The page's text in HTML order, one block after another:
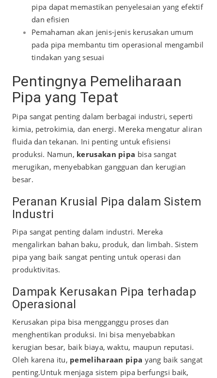
pipa dapat memastikan penyelesaian yang efektif
dan efisien
Pemahaman akan jenis-jenis kerusakan umum
pada pipa membantu tim operasional mengambil
tindakan yang sesuai
Pentingnya Pemeliharaan
Pipa yang Tepat
Pipa sangat penting dalam berbagai industri, seperti
kimia, petrokimia, dan energi. Mereka mengatur aliran
fluida dan tekanan. Ini penting untuk efisiensi
produksi. Namun, kerusakan pipa bisa sangat
merugikan, menyebabkan gangguan dan kerugian
besar.
Peranan Krusial Pipa dalam Sistem
Industri
Pipa sangat penting dalam industri. Mereka
mengalirkan bahan baku, produk, dan limbah. Sistem
pipa yang baik sangat penting untuk operasi dan
produktivitas.
Dampak Kerusakan Pipa terhadap
Operasional
Kerusakan pipa bisa mengganggu proses dan
menghentikan produksi. Ini bisa menyebabkan
kerugian besar, baik biaya, waktu, maupun reputasi.
Oleh karena itu, pemeliharaan pipa yang baik sangat
penting.Untuk menjaga sistem pipa berfungsi baik,